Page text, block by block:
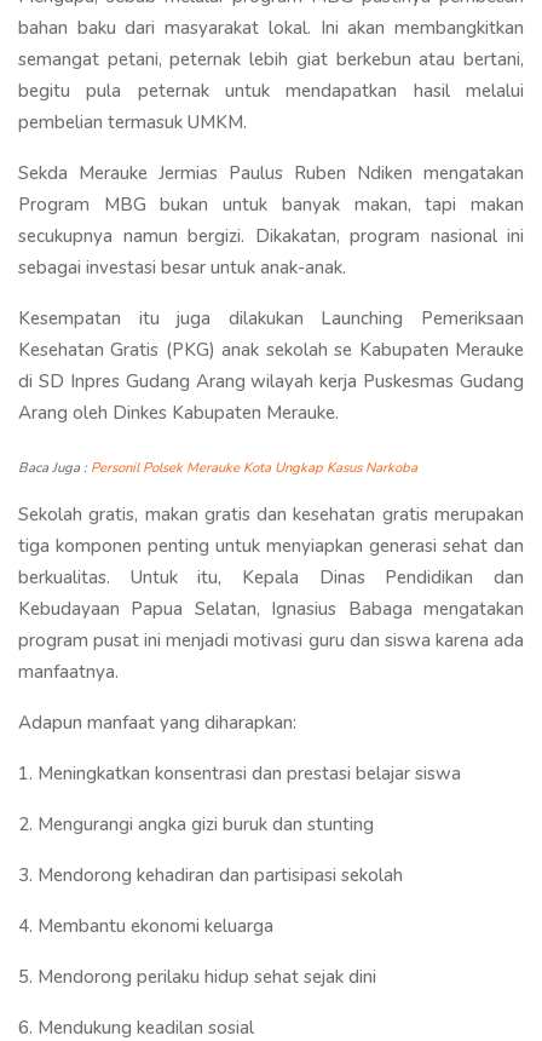
bahan baku dari masyarakat lokal. Ini akan membangkitkan
semangat petani, peternak lebih giat berkebun atau bertani,
begitu pula peternak untuk mendapatkan hasil melalui
pembelian termasuk UMKM.
Sekda Merauke Jermias Paulus Ruben Ndiken mengatakan
Program MBG bukan untuk banyak makan, tapi makan
secukupnya namun bergizi. Dikakatan, program nasional ini
sebagai investasi besar untuk anak-anak.
Kesempatan itu juga dilakukan Launching Pemeriksaan
Kesehatan Gratis (PKG) anak sekolah se Kabupaten Merauke
di SD Inpres Gudang Arang wilayah kerja Puskesmas Gudang
Arang oleh Dinkes Kabupaten Merauke.
Baca Juga : Personil Polsek Merauke Kota Ungkap Kasus Narkoba
Sekolah gratis, makan gratis dan kesehatan gratis merupakan
tiga komponen penting untuk menyiapkan generasi sehat dan
berkualitas. Untuk itu, Kepala Dinas Pendidikan dan
Kebudayaan Papua Selatan, Ignasius Babaga mengatakan
program pusat ini menjadi motivasi guru dan siswa karena ada
manfaatnya.
Adapun manfaat yang diharapkan:
1. Meningkatkan konsentrasi dan prestasi belajar siswa
2. Mengurangi angka gizi buruk dan stunting
3. Mendorong kehadiran dan partisipasi sekolah
4. Membantu ekonomi keluarga
5. Mendorong perilaku hidup sehat sejak dini
6. Mendukung keadilan sosial